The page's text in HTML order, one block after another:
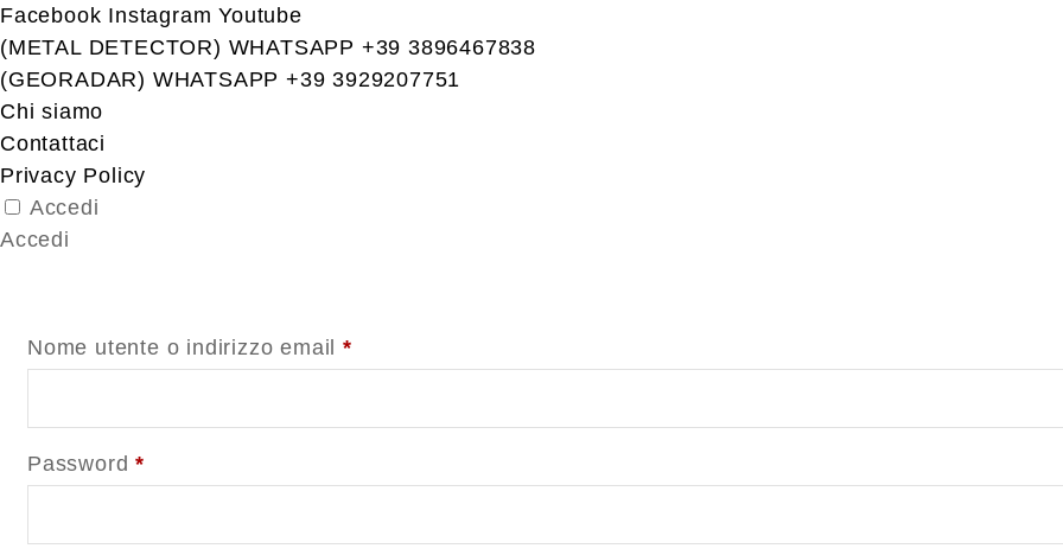
Facebook Instagram Youtube
(METAL DETECTOR) WHATSAPP +39 3896467838
(GEORADAR) WHATSAPP +39 3929207751
Chi siamo
Contattaci
Privacy Policy
Accedi
Accedi
Nome utente o indirizzo email *Richiesto
Password*